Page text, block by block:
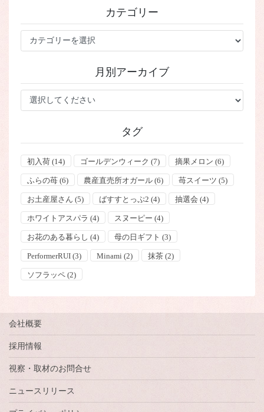
カテゴリー
ー
月別アーカイブ
タグ
初入荷(14) ゴールデンウィーク (7) 摘果メロン (6)
ふらの苺(6) 農産直売所オガール(6) 苺スイーツ (5)
お土産屋さん (5) ばすすとっぷ2 (4) 抽選会 (4)
ホワイトアスパラ (4) スヌーピー (4)
お花のある暮らし (4) 母の日ギフト (3)
PerformerRUI(3) Minami (2) 抹茶(2)
ソフラッペ(2)
会社概要
採用情報
視察・取材のお問合せ
ニュースリリース